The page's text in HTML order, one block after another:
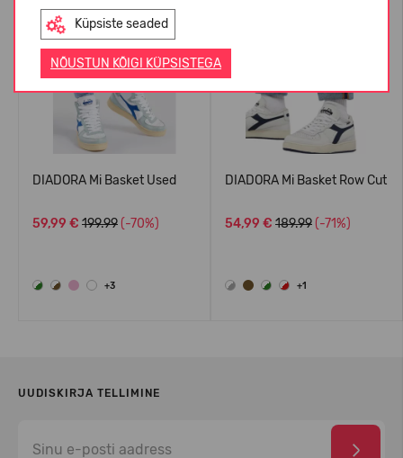
Küpsiste seaded
NÕUSTUN KÕIGI KÜPSISTEGA
DIADORA Mi Basket Used
59,99 € 199.99 (-70%)
+3
DIADORA Mi Basket Row Cut
54,99 € 189.99 (-71%)
+1
UUDISKIRJA TELLIMINE